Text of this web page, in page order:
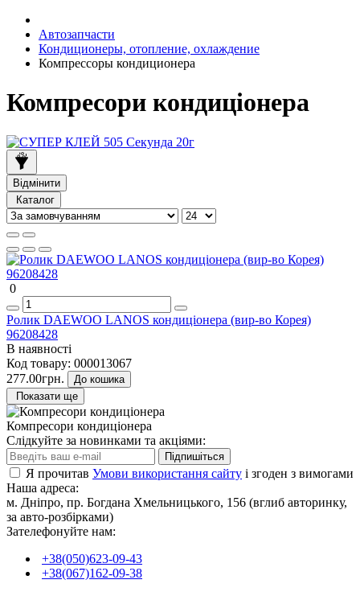
Автозапчасти
Кондиционеры, отопление, охлаждение
Компрессоры кондиционера
Компресори кондиціонера
Відмінити
Каталог
0
Ролик DAEWOO LANOS кондиціонера (вир-во Корея)
96208428
В наявності
Код товару: 000013067
277.00грн.
До кошика
Показати ще
Компресори кондиціонера
Слідкуйте за новинками та акціями:
Підпишіться
Я прочитав Умови використання сайту і згоден з вимогами
Наша адреса:
м. Дніпро, пр. Богдана Хмельницького, 156 (вглиб авторинку,
за авто-розбірками)
Зателефонуйте нам:
+38(050)623-09-43
+38(067)162-09-38